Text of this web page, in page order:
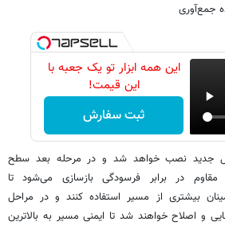
جمع‌آوری
این همه ابزار تو یک جعبه با
این قیمت!
ثبت سفارش
جدید نصب خواهد شد و در مرحله بعد سطح
در برابر فرسودگی بازسازی می‌شود تا
بیشتری از مسیر استفاده کنند و در مراحل
و اصلاح خواهند شد تا ایمنی مسیر به بالاترین